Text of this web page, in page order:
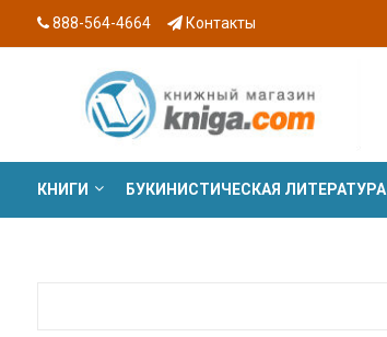
888-564-4664 Контакты
КНИГИ БУКИНИСТИЧЕСКАЯ ЛИТЕРАТУРА